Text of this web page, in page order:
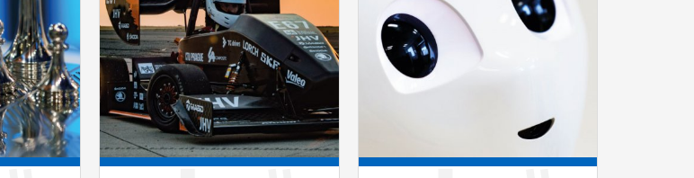
statistických údajů, které nám
Zpravidla jde o cookies systémů třetích
správných nabídek a cílení obsahu podle
o cookies systémů třetích stran, které nám s
pomáhají.